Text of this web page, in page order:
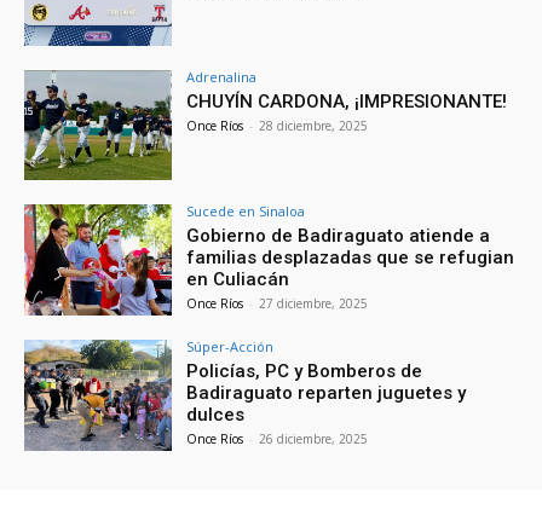
Adrenalina
CHUYÍN CARDONA, ¡IMPRESIONANTE!
Once Ríos - 28 diciembre, 2025
Sucede en Sinaloa
Gobierno de Badiraguato atiende a
familias desplazadas que se refugian
en Culiacán
Once Ríos - 27 diciembre, 2025
Súper-Acción
Policías, PC y Bomberos de
Badiraguato reparten juguetes y
dulces
Once Ríos - 26 diciembre, 2025